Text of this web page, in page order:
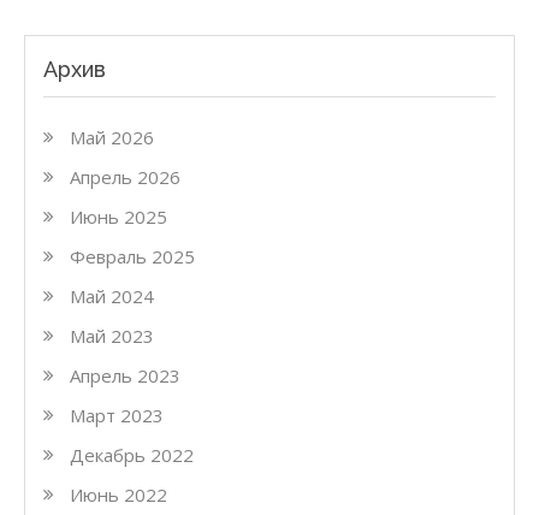
Архив
Май 2026
Апрель 2026
Июнь 2025
Февраль 2025
Май 2024
Май 2023
Апрель 2023
Март 2023
Декабрь 2022
Июнь 2022